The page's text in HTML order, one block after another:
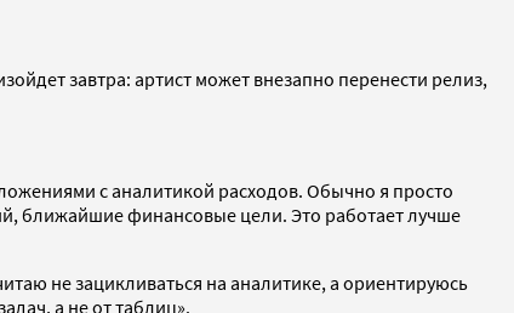
завтра: артист может внезапно перенести релиз,
с аналитикой расходов. Обычно я просто
ближайшие финансовые цели. Это работает лучше
не зацикливаться на аналитике, а ориентируюсь
а не от таблиц».